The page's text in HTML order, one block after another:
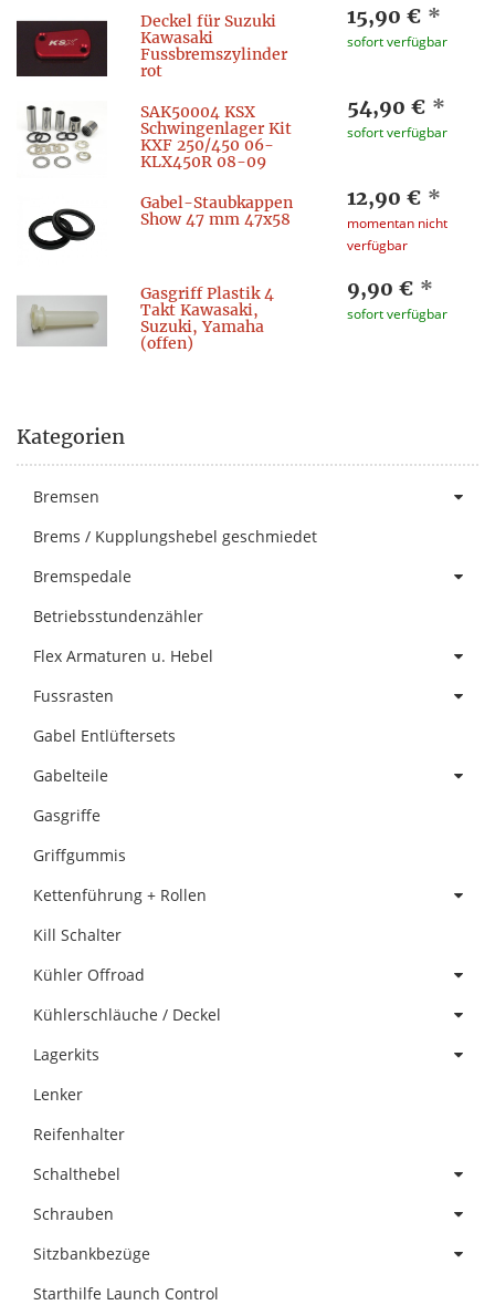
Deckel für Suzuki
Kawasaki
Fussbremszylinder
rot
15,90 € *
sofort verfügbar
SAK50004 KSX
Schwingenlager Kit
KXF 250/450 06-
KLX450R 08-09
54,90 € *
sofort verfügbar
Gabel-Staubkappen
Show 47 mm 47x58
12,90 € *
momentan nicht
verfügbar
Gasgriff Plastik 4
Takt Kawasaki,
Suzuki, Yamaha
(offen)
9,90 € *
sofort verfügbar
Kategorien
Bremsen
Brems / Kupplungshebel geschmiedet
Bremspedale
Betriebsstundenzähler
Flex Armaturen u. Hebel
Fussrasten
Gabel Entlüftersets
Gabelteile
Gasgriffe
Griffgummis
Kettenführung + Rollen
Kill Schalter
Kühler Offroad
Kühlerschläuche / Deckel
Lagerkits
Lenker
Reifenhalter
Schalthebel
Schrauben
Sitzbankbezüge
Starthilfe Launch Control